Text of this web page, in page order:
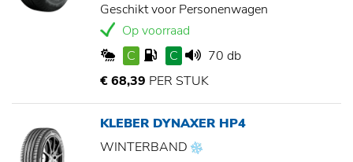
Geschikt voor Personenwagen
Op voorraad
C
C
70 db
€ 68,39 PER STUK
KLEBER DYNAXER HP4
WINTERBAND